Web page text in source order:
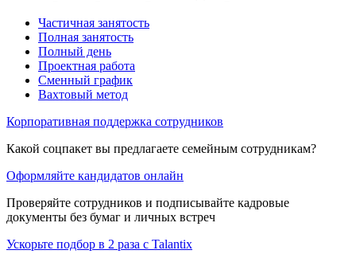
Частичная занятость
Полная занятость
Полный день
Проектная работа
Сменный график
Вахтовый метод
Корпоративная поддержка сотрудников
Какой соцпакет вы предлагаете семейным сотрудникам?
Оформляйте кандидатов онлайн
Проверяйте сотрудников и подписывайте кадровые
документы без бумаг и личных встреч
Ускорьте подбор в 2 раза с Talantix